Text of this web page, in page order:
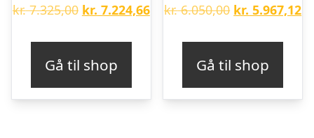
kr.7.325,00 Den
var:
kr. 7.325,00.
kr. 7.224,66Den
kr. 7.224,66.
Gå til shop
kr.6.050,00 Den
var:
kr. 6.050,00.
kr. 5.967,12
Gå til shop